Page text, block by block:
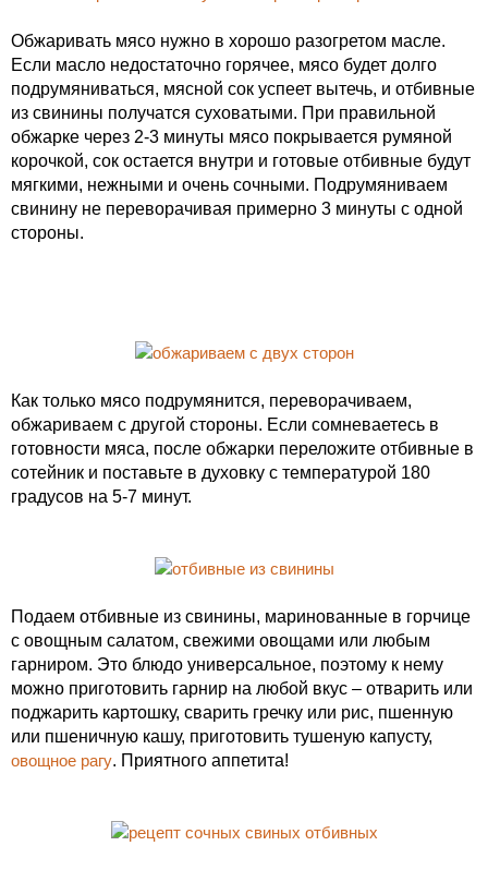
Обжаривать мясо нужно в хорошо разогретом масле.
Если масло недостаточно горячее, мясо будет долго
подрумяниваться, мясной сок успеет вытечь, и отбивные
из свинины получатся суховатыми. При правильной
обжарке через 2-3 минуты мясо покрывается румяной
корочкой, сок остается внутри и готовые отбивные будут
мягкими, нежными и очень сочными. Подрумяниваем
свинину не переворачивая примерно 3 минуты с одной
стороны.
Как только мясо подрумянится, переворачиваем,
обжариваем с другой стороны. Если сомневаетесь в
готовности мяса, после обжарки переложите отбивные в
сотейник и поставьте в духовку с температурой 180
градусов на 5-7 минут.
Подаем отбивные из свинины, маринованные в горчице
с овощным салатом, свежими овощами или любым
гарниром. Это блюдо универсальное, поэтому к нему
можно приготовить гарнир на любой вкус – отварить или
поджарить картошку, сварить гречку или рис, пшенную
или пшеничную кашу, приготовить тушеную капусту,
овощное рагу. Приятного аппетита!